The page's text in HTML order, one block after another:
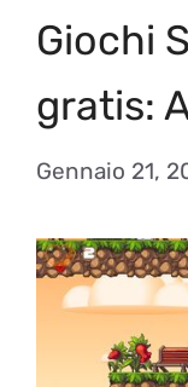
Giochi
gratis:
Gennaio 21,